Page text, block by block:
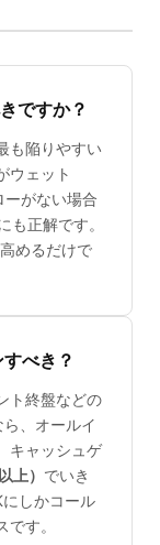
ですか？
も陥りやすい
ウェット
ーがない場合
も正解です。
めるだけで
べき？
ト終盤などの
ら、オールイ
キャッシュゲ
上） でいき
しかコール
す。